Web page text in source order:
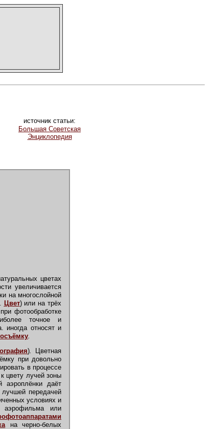
источник статьи:
Большая Советская
Энциклопедия
цветах
увеличивается
на многослойной
Цвет) или на трёх
фотообработке
точное и
иногда относят и
.
).
Цветная
при довольно
в процессе
цвету лучей зоны
аэроплёнки даёт
лучшей передачей
условиях и
аэрофильма или
на черно-белых